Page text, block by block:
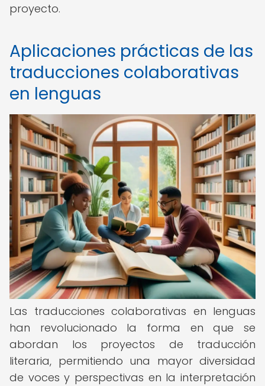
proyecto.
Aplicaciones prácticas de las
traducciones colaborativas
en lenguas
Las traducciones colaborativas en lenguas
han revolucionado la forma en que se
abordan los proyectos de traducción
literaria, permitiendo una mayor diversidad
de voces y perspectivas en la interpretación